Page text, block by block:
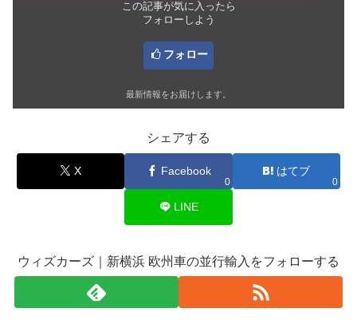
この記事が気に入ったら
フォローしよう
フォロー
最新情報をお届けします。
シェアする
X Facebook
0
はてブ
0
LINE
ウィズカーズ｜新横浜 欧州車の並行輸入をフォローする